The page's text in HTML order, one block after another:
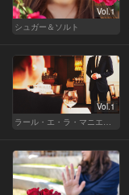
Vol.1
シュガー＆ソルト
Vol.1